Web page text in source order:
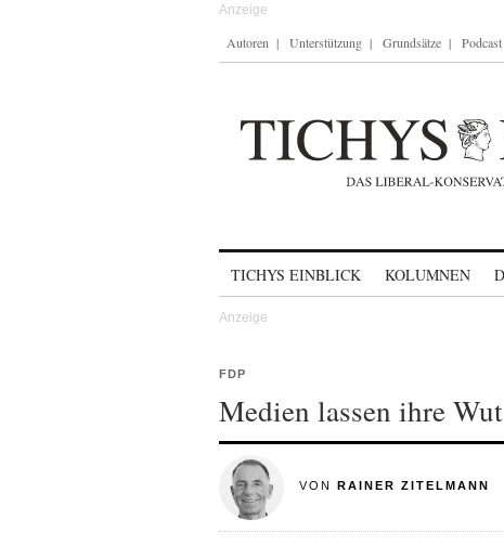
Autoren Unterstützung Grundsätze Podcast
TICHYS EINBLICK KOLUMNEN
FDP
Medien lassen ihre
VON RAINER ZITELMANN